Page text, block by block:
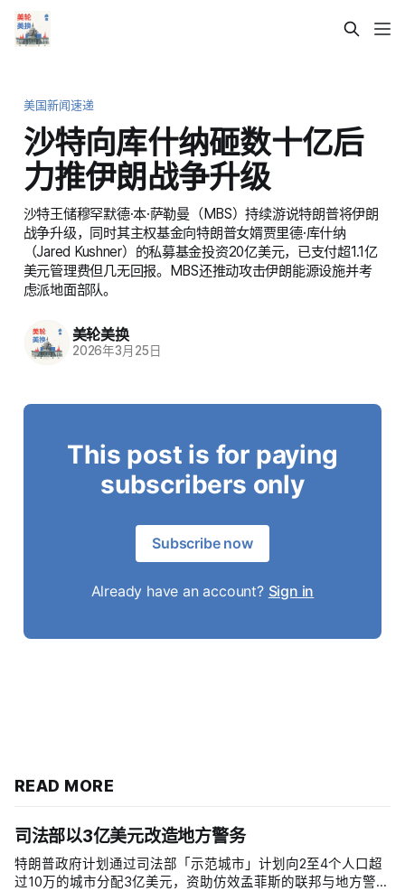
美国新闻速递
沙特向库什纳砸数十亿后
力推伊朗战争升级
沙特王储穆罕默德·本·萨勒曼（MBS）持续游说特朗普将伊朗
战争升级，同时其主权基金向特朗普女婿贾里德·库什纳
（Jared Kushner）的私募基金投资20亿美元，已支付超1.1亿
美元管理费但几无回报。MBS还推动攻击伊朗能源设施并考
虑派地面部队。
美轮美换
2026年3月25日
This post is for paying
subscribers only
Subscribe now
Already have an account? Sign in
READ MORE
司法部以3亿美元改造地方警务
特朗普政府计划通过司法部「示范城市」计划向2至4个人口超
过10万的城市分配3亿美元，资助仿效孟菲斯的联邦与地方警力